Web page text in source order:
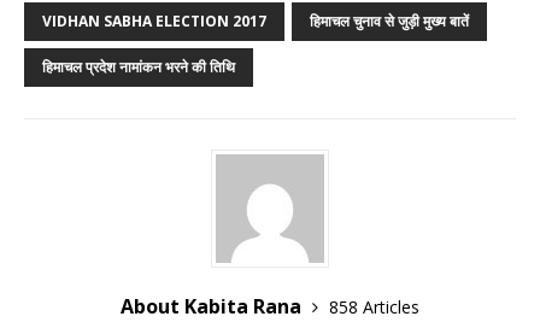
VIDHAN SABHA ELECTION 2017 हिमाचल चुनाव से जुड़ी मुख्य बातें
हिमाचल प्रदेश नामांकन भरने की तिथि
About Kabita Rana
858 Articles